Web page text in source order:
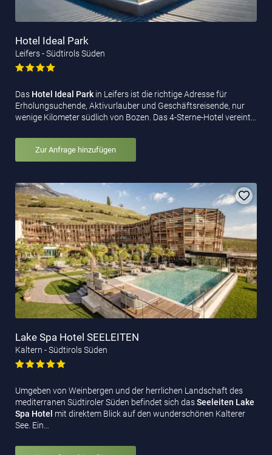
Hotel Ideal Park
Leifers - Südtirols Süden
Das Hotel Ideal Park in Leifers ist die richtige Adresse für
Erholungsuchende, Aktivurlauber und Geschäftsreisende, nur
wenige Kilometer südlich von Bozen. Das 4-Sterne-Hotel vereint…
Zur Anfrage hinzufügen
Lake Spa Hotel SEELEITEN
Kaltern - Südtirols Süden
Umgeben von Weinbergen und der herrlichen Landschaft des
mediterranen Südtiroler Süden befindet sich dasSeeleiten Lake
Spa Hotel mit direktem Blick auf den wunderschönen Kalterer
See. Ein…